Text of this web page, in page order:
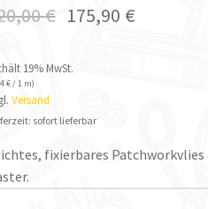
€ 175,90 €
19% MwSt.
€/ 1 m)
Versand
sofort lieferbar
fixierbares